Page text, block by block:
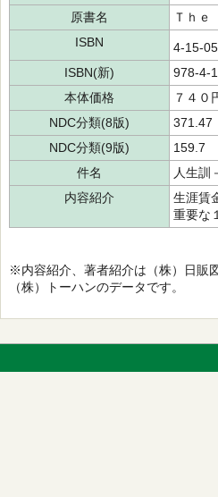
原書名
Ｔｈ
ISBN
4-15-
ISBN(新)
978-4-
本体価格
７４０
NDC分類(8版)
371.47
NDC分類(9版)
159.7
件名
人生訓
内容紹介
生涯賃
重要な
※内容紹介、著者紹介は（株）日販
（株）トーハンのデータです。